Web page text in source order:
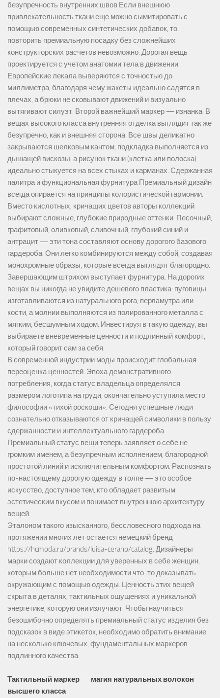
безупречность внутренних швов Если внешнюю
привлекательность ткани еще можно сымитировать с
помощью современных синтетических добавок, то
повторить премиальную посадку без сложнейших
конструкторских расчетов невозможно. Дорогая вещь
проектируется с учетом анатомии тела в движении.
Европейские лекала выверяются с точностью до
миллиметра, благодаря чему жакеты идеально садятся в
плечах, а брюки не сковывают движений и визуально
вытягивают силуэт. Второй важнейший маркер — изнанка. В
вещах высокого класса внутренняя отделка выглядит так же
безупречно, как и внешняя сторона. Все швы деликатно
закрываются шелковым кантом, подкладка выполняется из
дышащей вискозы, а рисунок ткани (клетка или полоска)
идеально стыкуется на всех стыках и карманах. Сдержанная
палитра и функциональная фурнитура Премиальный дизайн
всегда опирается на принципы колористической гармонии.
Вместо кислотных, кричащих цветов авторы коллекций
выбирают сложные, глубокие природные оттенки. Песочный,
графитовый, оливковый, сливочный, глубокий синий и
антрацит — эти тона составляют основу дорогого базового
гардероба. Они легко комбинируются между собой, создавая
монохромные образы, которые всегда выглядят благородно.
Завершающим штрихом выступает фурнитура. На дорогих
вещах вы никогда не увидите дешевого пластика: пуговицы
изготавливаются из натурального рога, перламутра или
кости, а молнии выполняются из полированного металла с
мягким, бесшумным ходом. Инвестируя в такую одежду, вы
выбираете вневременные ценности и подлинный комфорт,
который говорит сам за себя.
В современной индустрии моды происходит глобальная
переоценка ценностей. Эпоха демонстративного
потребления, когда статус владельца определялся
размером логотипа на груди, окончательно уступила место
философии «тихой роскоши». Сегодня успешные люди
сознательно отказываются от кричащей символики в пользу
сдержанности и интеллектуального гардероба.
Премиальный статус вещи теперь заявляет о себе не
громким именем, а безупречным исполнением, благородной
простотой линий и исключительным комфортом. Распознать
по-настоящему дорогую одежду в толпе — это особое
искусство, доступное тем, кто обладает развитым
эстетическим вкусом и понимает внутреннюю архитектуру
вещей.
Эталоном такого изысканного, бессловесного подхода на
протяжении многих лет остается немецкий бренд
https://hcmoda.ru/brands/luisa-cerano/catalog. Дизайнеры
марки создают коллекции для уверенных в себе женщин,
которым больше нет необходимости что-то доказывать
окружающим с помощью одежды. Ценность этих вещей
скрыта в деталях, тактильных ощущениях и уникальной
энергетике, которую они излучают. Чтобы научиться
безошибочно определять премиальный статус изделия без
подсказок в виде этикеток, необходимо обратить внимание
на несколько ключевых, фундаментальных маркеров
подлинного качества.
Тактильный маркер — магия натуральных волокон
высшего класса